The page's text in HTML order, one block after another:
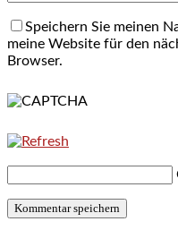
Speichern Sie meinen
meine Website für den
Browser.